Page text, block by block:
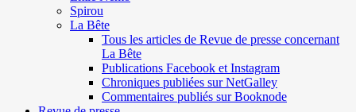
Spirou
La Bête
Tous les articles de Revue de presse concernant
La Bête
Publications Facebook et Instagram
Chroniques publiées sur NetGalley
Commentaires publiés sur Booknode